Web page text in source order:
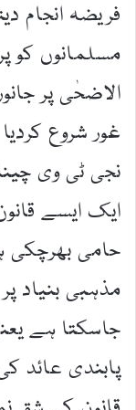
فریضہ انجام
مسلمانوں کو
الاضحٰی پر
غور شروع
نجی ٹی وی
ایک ایسے
حامی
مذہبی بنیاد
جاسکتا ہے